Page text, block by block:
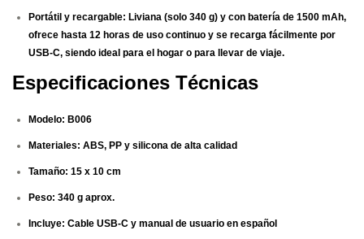
Portátil y recargable: Liviana (solo 340 g) y con batería de 1500 mAh,
ofrece hasta 12 horas de uso continuo y se recarga fácilmente por
USB-C, siendo ideal para el hogar o para llevar de viaje.
Especificaciones Técnicas
Modelo: B006
Materiales: ABS, PP y silicona de alta calidad
Tamaño: 15 x 10 cm
Peso: 340 g aprox.
Incluye: Cable USB-C y manual de usuario en español